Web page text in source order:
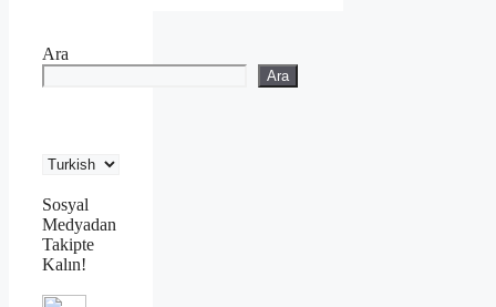
Ara
Ara
Sosyal
Medyadan
Takipte
Kalın!